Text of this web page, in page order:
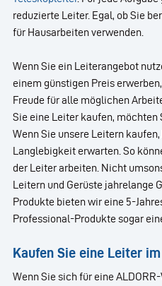
reduzierte Leiter. Egal, ob Sie
für Hausarbeiten verwenden.
Wenn Sie ein Leiterangebot
einem günstigen Preis
Freude für alle möglichen
Sie eine Leiter kaufen, möchten
Wenn Sie unsere Leitern
Langlebigkeit erwarten. So
der Leiter arbeiten. Nicht
Leitern und Gerüste jahrelange
Produkte bieten wir eine 5-
Professional-Produkte sogar
Kaufen Sie eine Leiter
Wenn Sie sich für eine